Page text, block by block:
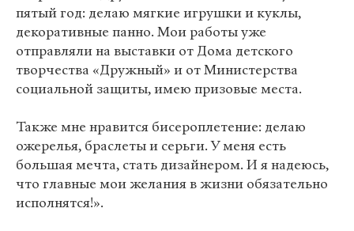
пятый год: делаю мягкие игрушки и куклы,
декоративные панно. Мои работы уже
отправляли на выставки от Дома детского
творчества «Дружный» и от Министерства
социальной защиты, имею призовые места.
Также мне нравится бисероплетение: делаю
ожерелья, браслеты и серьги. У меня есть
большая мечта, стать дизайнером. И я надеюсь,
что главные мои желания в жизни обязательно
исполнятся!».